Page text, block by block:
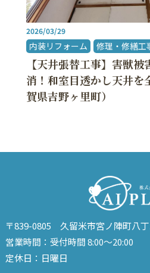
2026/03/29
内装リフォーム 修理・修繕工
【天井張替工事】害獣
消！和室目透かし天井を
賀県吉野ヶ里町）
〒839-0805 久留米市宮ノ陣町八
営業時間：受付時間 8:00～20:00
定休日：日曜日